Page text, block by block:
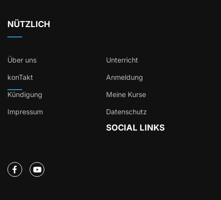
NÜTZLICH
Über uns Unterricht
konTakt Anmeldung
Kündigung Meine Kurse
Impressum Datenschutz
SOCIAL LINKS